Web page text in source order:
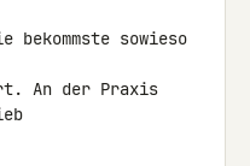
sowieso
An der Praxis